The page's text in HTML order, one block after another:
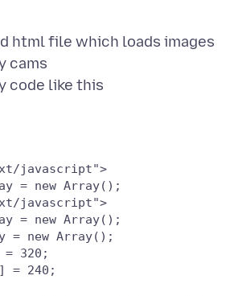
html file which loads images
cams
javascript">
= new Array();
javascript">
= new Array();
= new Array();
= 320;
= 240;